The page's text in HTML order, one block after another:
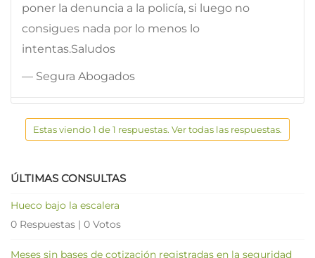
poner la denuncia a la policía, si luego no
consigues nada por lo menos lo
intentas.Saludos
— Segura Abogados
Estas viendo 1 de 1 respuestas. Ver todas las respuestas.
ÚLTIMAS CONSULTAS
Hueco bajo la escalera
0 Respuestas | 0 Votos
Meses sin bases de cotización registradas en la seguridad